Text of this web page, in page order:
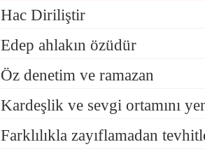
Hac Diriliştir
Edep ahlakın özüdür
Öz denetim ve ramazan
Kardeşlik ve sevgi ortamını
Farklılıkla zayıflamadan